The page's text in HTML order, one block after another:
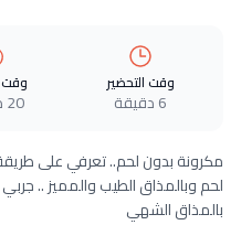
وقت التحضير
6 دقيقة 20 دقيقة
مكرونة بدون لحم.. تعرفي على
لحم وبالمذاق الطيب والمميز ..
بالمذاق الشهي